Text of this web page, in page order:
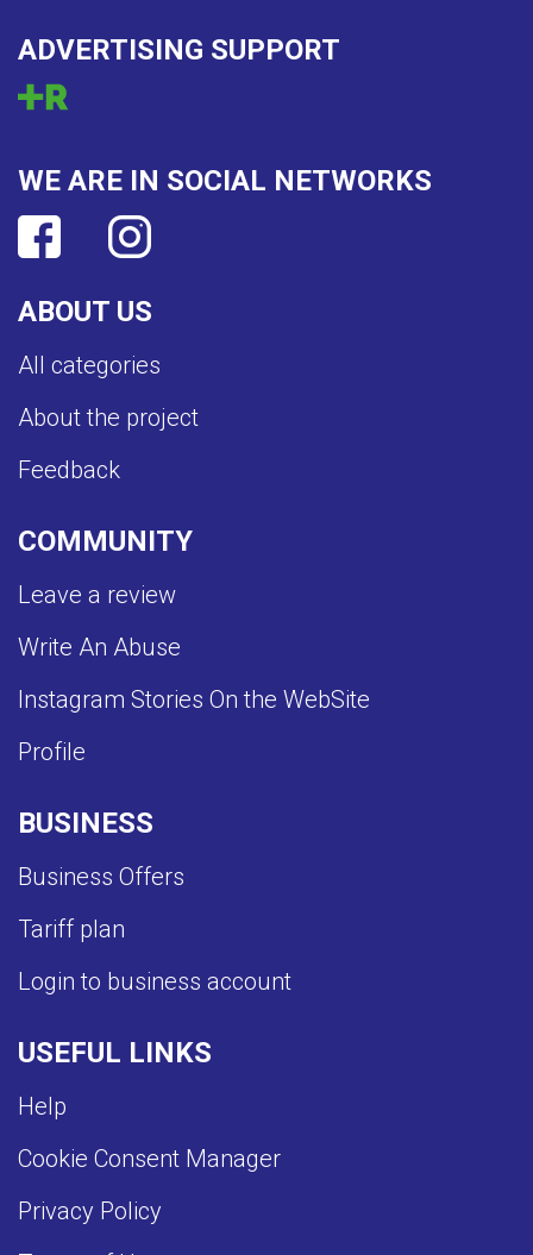
ABOUT US
All categories
About the project
Feedback
COMMUNITY
Leave a review
Write An Abuse
Instagram Stories On the WebSite
Profile
BUSINESS
Business Offers
Tariff plan
Login to business account
USEFUL LINKS
Help
Cookie Consent Manager
Privacy Policy
ADVERTISING SUPPORT
WE ARE IN SOCIAL NETWORKS